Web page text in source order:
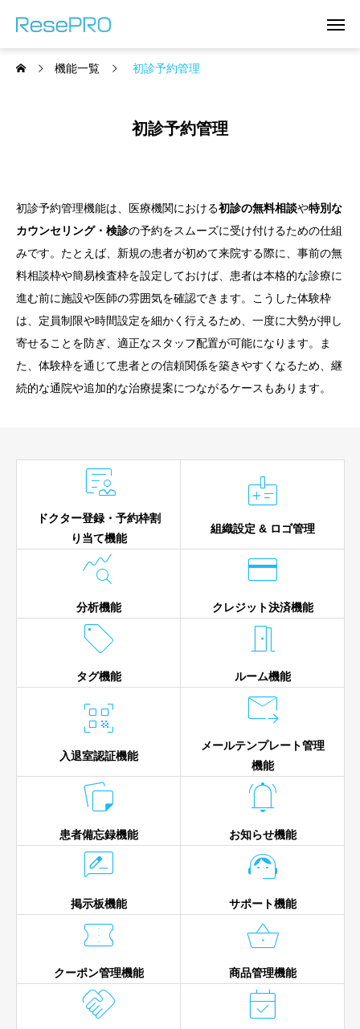
機能一覧 初診予約管理
初診予約管理
初診予約管理機能は、医療機関における初診の無料相談や特別な
カウンセリング・検診の予約をスムーズに受け付けるための仕組
みです。たとえば、新規の患者が初めて来院する際に、事前の無
料相談枠や簡易検査枠を設定しておけば、患者は本格的な診療に
進む前に施設や医師の雰囲気を確認できます。こうした体験枠
は、定員制限や時間設定を細かく行えるため、一度に大勢が押し
寄せることを防ぎ、適正なスタッフ配置が可能になります。ま
た、体験枠を通じて患者との信頼関係を築きやすくなるため、継
続的な通院や追加的な治療提案につながるケースもあります。

ドクター登録・予約枠割
り当て機能

組織設定 & ロゴ管理

分析機能

クレジット決済機能

タグ機能

ルーム機能

入退室認証機能

メールテンプレート管理
機能

患者備忘録機能

お知らせ機能

掲示板機能

サポート機能

クーポン管理機能

商品管理機能
 